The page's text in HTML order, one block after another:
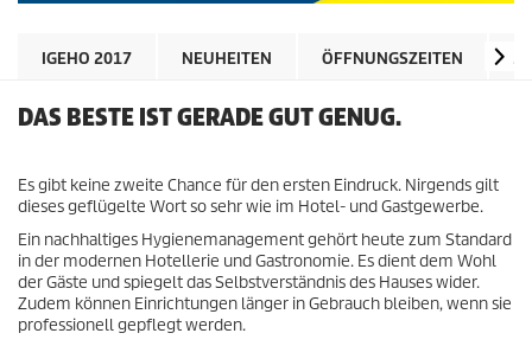
IGEHO 2017 NEUHEITEN ÖFFNUNGSZEITEN
DAS BESTE IST GERADE GUT GENUG.
Es gibt keine zweite Chance für den ersten Eindruck. Nirgends gilt
dieses geflügelte Wort so sehr wie im Hotel- und Gastgewerbe.
Ein nachhaltiges Hygienemanagement gehört heute zum Standard
in der modernen Hotellerie und Gastronomie. Es dient dem Wohl
der Gäste und spiegelt das Selbstverständnis des Hauses wider.
Zudem können Einrichtungen länger in Gebrauch bleiben, wenn sie
professionell gepflegt werden.